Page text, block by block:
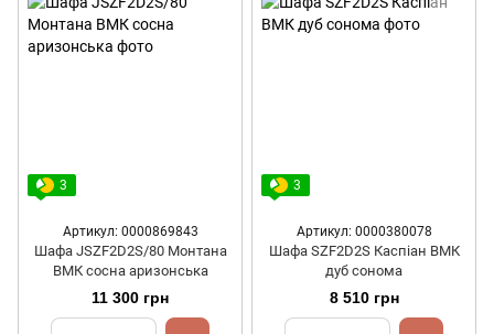
3
Артикул: 0000869843
Шафа JSZF2D2S/80 Монтана
ВМК сосна аризонська
11 300 грн
3
Артикул: 0000380078
Шафа SZF2D2S Каспіан ВМК
дуб сонома
8 510 грн